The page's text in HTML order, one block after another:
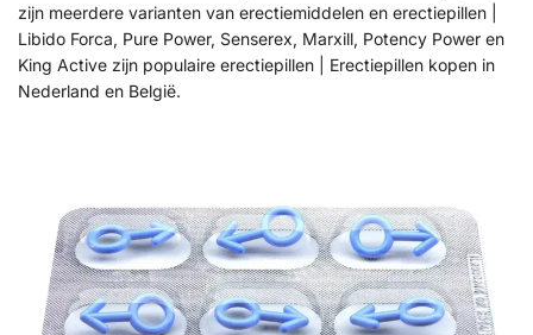
zijn meerdere varianten van erectiemiddelen en erectiepillen |
Libido Forca, Pure Power, Senserex, Marxill, Potency Power en
King Active zijn populaire erectiepillen | Erectiepillen kopen in
Nederland en België.